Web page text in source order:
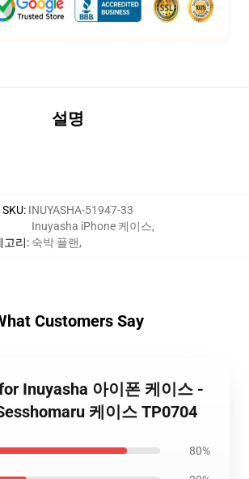
설명
SKU: INUYASHA-51947-33
고리:
Inuyasha iPhone 케이스,
숙박 플랜,
Customers Say
Inuyasha 아이폰 케이스 -
케이스 TP0704
80%